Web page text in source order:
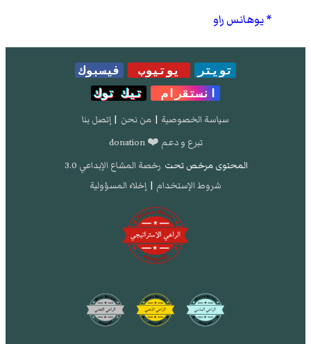
يوهانس راو
تويتر يوتيوب
فيسبوك
انستقرام
تيك توك
سياسة الخصوصية | من نحن | إتصل بنا
تبرع و دعم ❤️ donation
المحتوى مرخص تحت رخصة المشاع الإبداعي 3.0
شروط الإستخدام | إخلاء المسؤولية